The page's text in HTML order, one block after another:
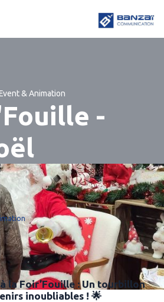
& Animation
-
la Foir’Fouille : Un tourbillon
inoubliables ! 🌟